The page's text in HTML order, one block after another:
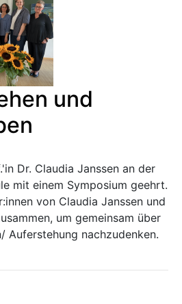
und
Dr. Claudia Janssen an der
mit einem Symposium geehrt.
von Claudia Janssen und
um gemeinsam über
Auferstehung nachzudenken.